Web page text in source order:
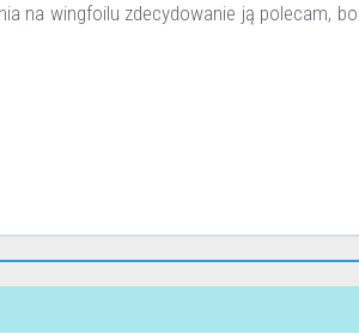
na wingfoilu zdecydowanie ją polecam, bo